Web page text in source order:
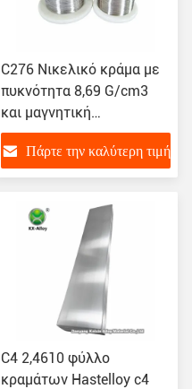
C276 Νικελικό κράμα με
πυκνότητα 8,69 G/cm3
και μαγνητική
διαπερατότητα 1,002
Πάρτε την καλύτερη τιμή
C4 2,4610 φύλλο
κραμάτων Hastelloy c4